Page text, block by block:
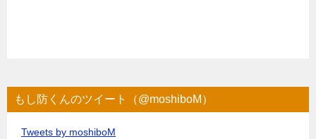
もし防くんのツイート（@moshiboM）
Tweets by moshiboM